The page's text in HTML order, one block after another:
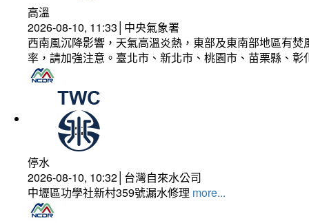
高溫
2026-08-10, 11:33│中央氣象署
西南風沉降影響，天氣高溫炎熱，東部及東南部地區有
率，請加強注意。臺北市、新北市、桃園市、苗栗縣、
停水
2026-08-10, 10:32│台灣自來水公司
中壢區功學社新村359號漏水修理 more...